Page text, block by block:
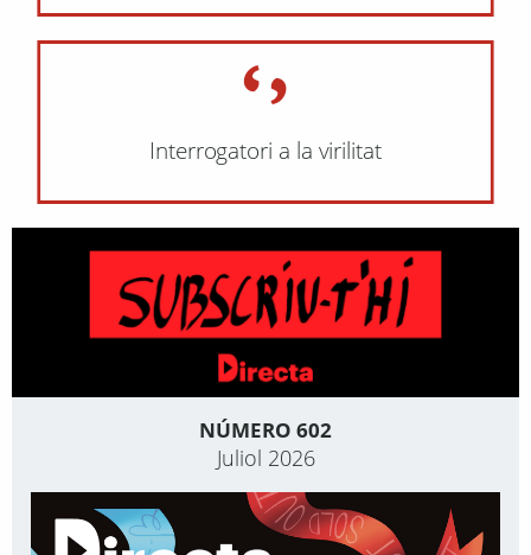
Interrogatori a la virilitat
NÚMERO 602
Juliol 2026